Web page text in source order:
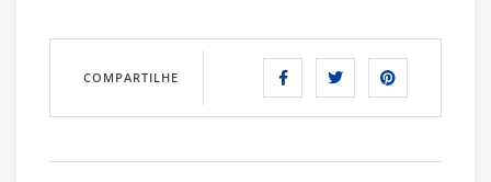
COMPARTILHE